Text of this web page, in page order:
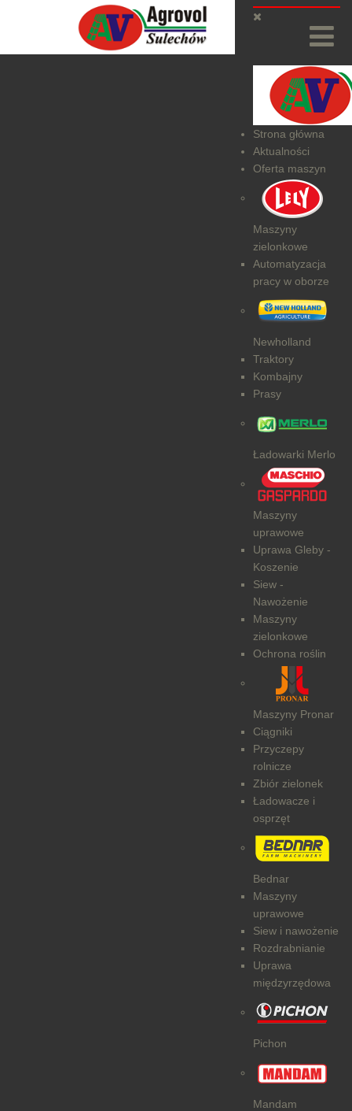
Strona główna
Aktualności
Oferta maszyn
Maszyny
zielonkowe
Automatyzacja
pracy w oborze
Newholland
Traktory
Kombajny
Prasy
Ładowarki Merlo
Maszyny
uprawowe
Uprawa Gleby -
Koszenie
Siew -
Nawożenie
Maszyny
zielonkowe
Ochrona roślin
Maszyny Pronar
Ciągniki
Przyczepy
rolnicze
Zbiór zielonek
Ładowacze i
osprzęt
Bednar
Maszyny
uprawowe
Siew i nawożenie
Rozdrabnianie
Uprawa
międzyrzędowa
Pichon
Mandam